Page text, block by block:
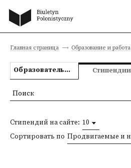
Главная страница Образование и работа
Образовательные предложения Стипендии
Стипендий на сайте: 10
Сортировать по Продвигаемые и
Поиск